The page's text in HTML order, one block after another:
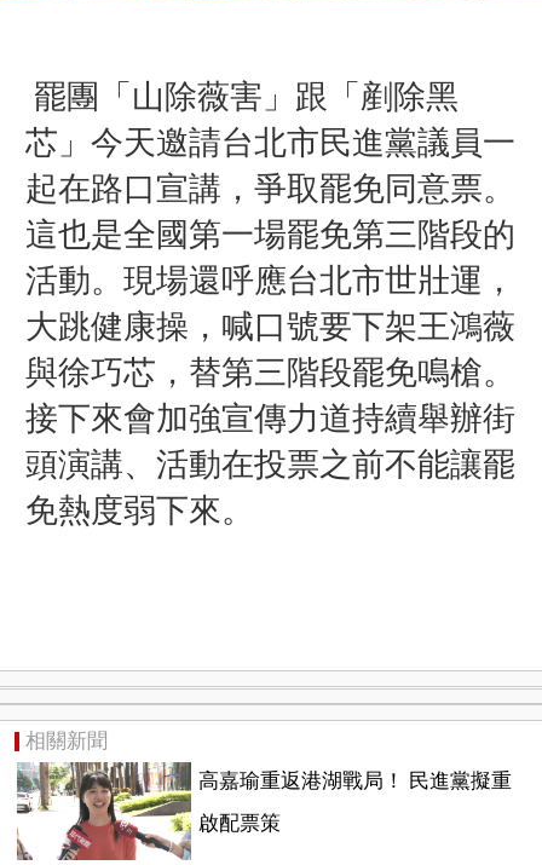
罷團「山除薇害」跟「剷除黑
芯」今天邀請台北市民進黨議員一
起在路口宣講，爭取罷免同意票。
這也是全國第一場罷免第三階段的
活動。現場還呼應台北市世壯運，
大跳健康操，喊口號要下架王鴻薇
與徐巧芯， 替第三階段罷免鳴槍。
接下來會加強宣傳力道持續舉辦街
頭演講、活動在投票之前不能讓罷
免熱度弱下來。
相關新聞
高嘉瑜重返港湖戰局！ 民進黨擬重
啟配票策